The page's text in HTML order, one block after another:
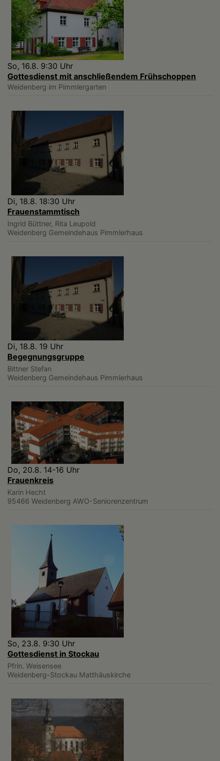
So, 16.8. 9:30 Uhr
Gottesdienst mit anschließendem Frühschoppen
Weidenberg im Pimmlergarten
Di, 18.8. 18:30 Uhr
Frauenstammtisch
Ingrid Büttner, Rita Leupold
Weidenberg Gemeindehaus Pimmlerhaus
Di, 18.8. 19 Uhr
Begegnungsgruppe
Bittner Stefan
Weidenberg Gemeindehaus Pimmlerhaus
Do, 20.8. 14-16 Uhr
Frauenkreis
Karin Hecht
95466 Weidenberg AWO-Seniorenzentrum
So, 23.8. 9:30 Uhr
Gottesdienst in Stockau
Pfrin. Weisensee
Weidenberg-Stockau Matthäuskirche